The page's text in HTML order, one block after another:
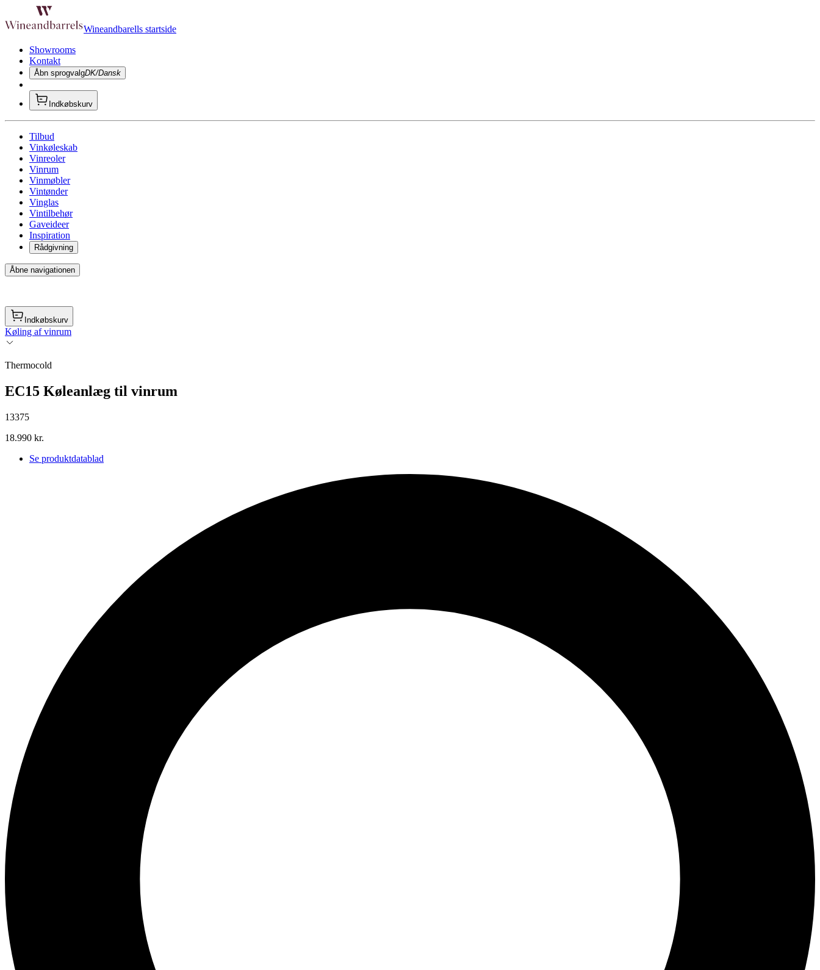
Wineandbarells startside
Showrooms
Kontakt
Åbn sprogvalgDK/Dansk
Indkøbskurv
Tilbud
Vinkøleskab
Vinreoler
Vinrum
Vinmøbler
Vintønder
Vinglas
Vintilbehør
Gaveideer
Inspiration
Rådgivning
Åbne navigationen
Indkøbskurv
Køling af vinrum
Thermocold
EC15 Køleanlæg til vinrum
13375
18.990 kr.
Se produktdatablad